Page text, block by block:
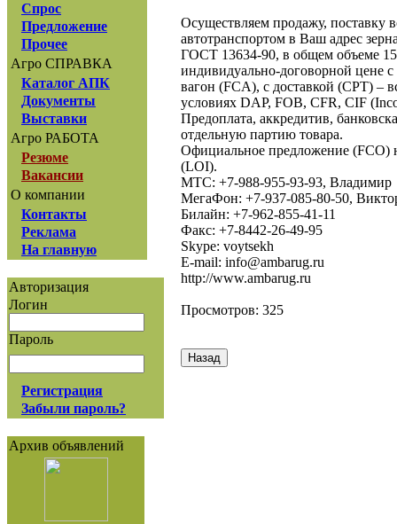
Спрос
Предложение
Прочее
Агро СПРАВКА
Каталог АПК
Документы
Выставки
Агро РАБОТА
Резюме
Вакансии
О компании
Контакты
Реклама
На главную
Авторизация
Логин
Пароль
Регистрация
Забыли пароль?
Архив объявлений
Осуществляем продажу, поставку
автотранспортом в Ваш адрес
ГОСТ 13634-90, в общем объеме
индивидуально-договорной цене
вагон (FCA), с доставкой (CPT) –
условиях DAP, FOB, CFR, CIF
Предоплата, аккредитив,
отдельную партию товара.
Официальное предложение (FCO)
(LOI).
МТС: +7-988-955-93-93, Владимир
МегаФон: +7-937-085-80-50,
Билайн: +7-962-855-41-11
Факс: +7-8442-26-49-95
Skype: voytsekh
E-mail: info@ambarug.ru
http://www.ambarug.ru
Просмотров: 325